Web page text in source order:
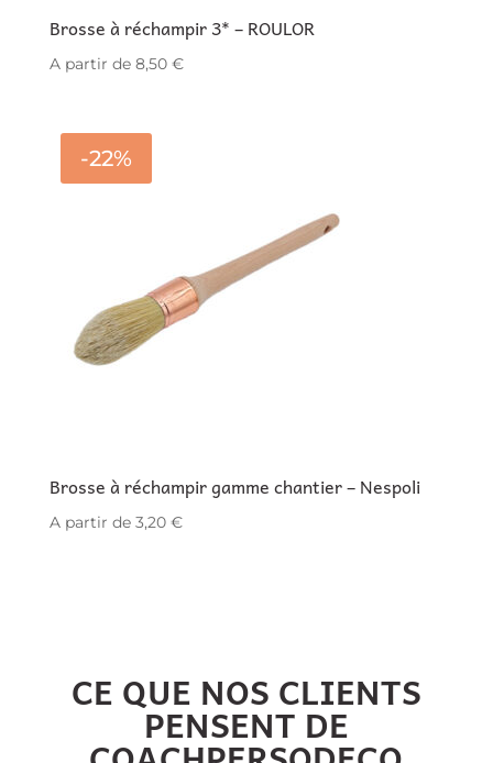
Brosse à réchampir 3* – ROULOR
A partir de 8,50 €
-22%
Brosse à réchampir gamme chantier – Nespoli
A partir de 3,20 €
CE QUE NOS CLIENTS
PENSENT DE